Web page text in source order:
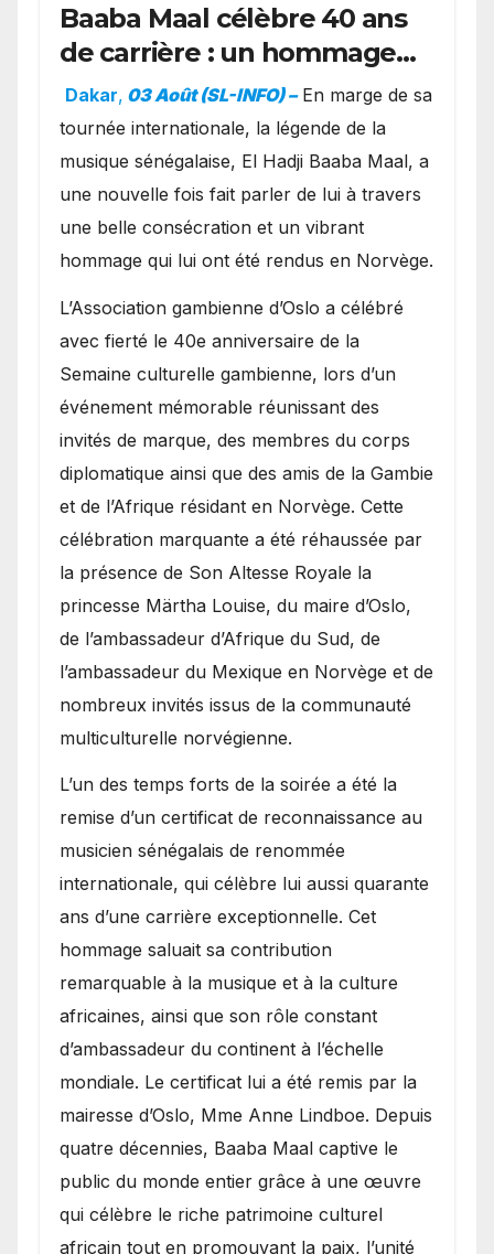
Baaba Maal célèbre 40 ans
de carrière : un hommage
exceptionnel à Oslo en
présence de la famille
royale.
Dakar, 03 Août (SL-INFO) – ​En marge de sa
tournée internationale, la légende de la
musique sénégalaise, El Hadji Baaba Maal, a
une nouvelle fois fait parler de lui à travers
une belle consécration et un vibrant
hommage qui lui ont été rendus en Norvège.
​L’Association gambienne d’Oslo a célébré
avec fierté le 40e anniversaire de la
Semaine culturelle gambienne, lors d’un
événement mémorable réunissant des
invités de marque, des membres du corps
diplomatique ainsi que des amis de la Gambie
et de l’Afrique résidant en Norvège. Cette
célébration marquante a été réhaussée par
la présence de Son Altesse Royale la
princesse Märtha Louise, du maire d’Oslo,
de l’ambassadeur d’Afrique du Sud, de
l’ambassadeur du Mexique en Norvège et de
nombreux invités issus de la communauté
multiculturelle norvégienne.
​L’un des temps forts de la soirée a été la
remise d’un certificat de reconnaissance au
musicien sénégalais de renommée
internationale, qui célèbre lui aussi quarante
ans d’une carrière exceptionnelle. Cet
hommage saluait sa contribution
remarquable à la musique et à la culture
africaines, ainsi que son rôle constant
d’ambassadeur du continent à l’échelle
mondiale. Le certificat lui a été remis par la
mairesse d’Oslo, Mme Anne Lindboe. Depuis
quatre décennies, Baaba Maal captive le
public du monde entier grâce à une œuvre
qui célèbre le riche patrimoine culturel
africain tout en promouvant la paix, l’unité